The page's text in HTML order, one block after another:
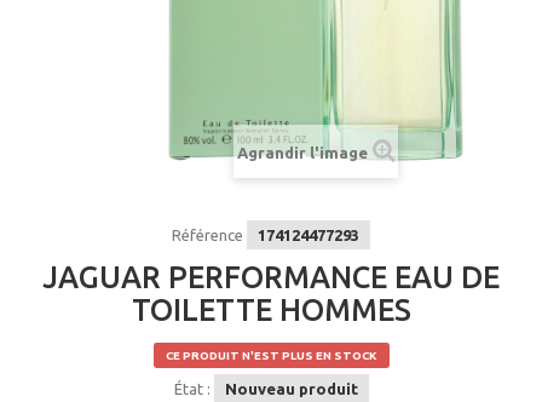
Agrandir l'image
Référence 174124477293
JAGUAR PERFORMANCE EAU DE
TOILETTE HOMMES
CE PRODUIT N'EST PLUS EN STOCK
État : Nouveau produit